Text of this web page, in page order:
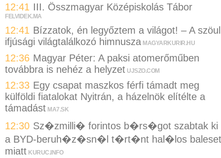
12:41 III. Összmagyar Középiskolás Tábor
FELVIDEK.MA
12:41 Bízzatok, én legyőztem a világot! – A
ifjúsági világtalálkozó himnusza MAGYARKURIR.HU
12:36 Magyar Péter: A paksi atomerőműben
továbbra is nehéz a helyzet UJSZO.COM
12:33 Egy csapat maszkos férfi támadt meg
külföldi fiatalokat Nyitrán, a házelnök elítélte a
támadást MA7.SK
12:30 Sz�zmilli� forintos b�rs�got szabtak ki
a BYD-beruh�z�sn�l t�rt�nt hal�los baleset
miatt KURUC.INFO